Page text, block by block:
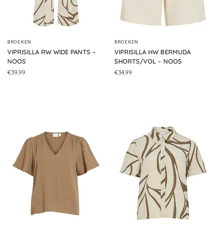
BROEKEN
VIPRISILLA RW WIDE PANTS –
NOOS
€39,99
BROEKEN
VIPRISILLA HW BERMUDA
SHORTS/VOL – NOOS
€34,99